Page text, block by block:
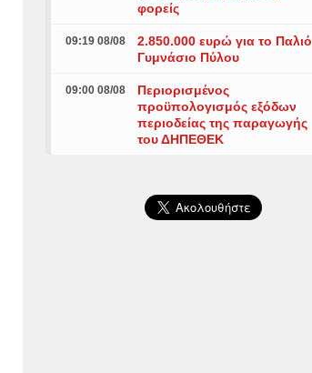
φορείς
09:19 08/08
2.850.000 ευρώ για το Παλιό
Γυμνάσιο Πύλου
09:00 08/08
Περιορισμένος
προϋπολογισμός εξόδων
περιοδείας της παραγωγής
του ΔΗΠΕΘΕΚ